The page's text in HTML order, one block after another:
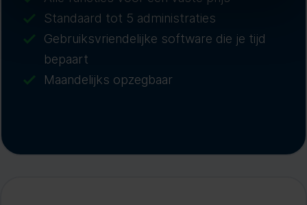
Standaard tot 5 administraties
Gebruiksvriendelijke software die je tijd
bepaart
Maandelijks opzegbaar